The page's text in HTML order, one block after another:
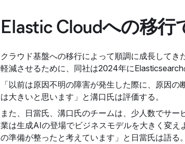
Elastic Cloudへの移
クラウド基盤への移行によって順調に成長して
軽減させるために、同社は2024年に
「以前は原因不明の障害が発生した際に、原因
は大きいと思います」と溝口氏は評価する。
また、日當氏、溝口氏のチームは、少人数でサ
業は生成AIの登場でビジネスモデルを大きく変
の準備が整ったと考えています」と日當氏は語る。